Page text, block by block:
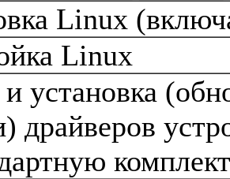
Linux
Linux
установка
драйверов